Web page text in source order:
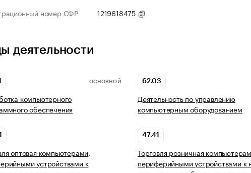
номер СФР 1219618475
деятельности
ОСНОВНОЙ
компьютерного
обеспечения
62.03
Деятельность по управлению
компьютерным оборудованием
оптовая компьютерами,
устройствами к
47.41
Торговля розничная
периферийными устройствами к